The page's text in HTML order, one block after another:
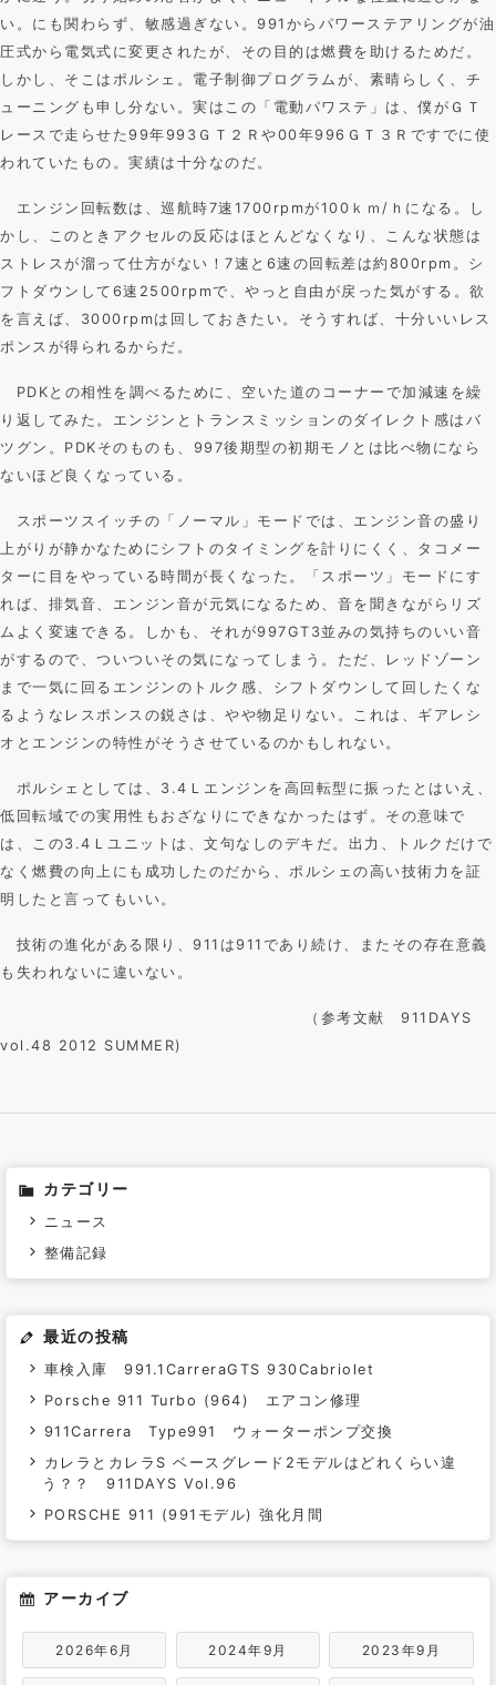
い。にも関わらず、敏感過ぎない。991からパワーステアリングが油
圧式から電気式に変更されたが、その目的は燃費を助けるためだ。
しかし、そこはポルシェ。電子制御プログラムが、素晴らしく、チ
ューニングも申し分ない。実はこの「電動パワステ」は、僕がＧＴ
レースで走らせた99年993ＧＴ２Ｒや00年996ＧＴ３Ｒですでに使
われていたもの。実績は十分なのだ。
エンジン回転数は、巡航時7速1700rpmが100ｋｍ/ｈになる。し
かし、このときアクセルの反応はほとんどなくなり、こんな状態は
ストレスが溜って仕方がない！7速と6速の回転差は約800rpm。シ
フトダウンして6速2500rpmで、やっと自由が戻った気がする。欲
を言えば、3000rpmは回しておきたい。そうすれば、十分いいレス
ポンスが得られるからだ。
PDKとの相性を調べるために、空いた道のコーナーで加減速を繰
り返してみた。エンジンとトランスミッションのダイレクト感はバ
ツグン。PDKそのものも、997後期型の初期モノとは比べ物になら
ないほど良くなっている。
スポーツスイッチの「ノーマル」モードでは、エンジン音の盛り
上がりが静かなためにシフトのタイミングを計りにくく、タコメー
ターに目をやっている時間が長くなった。「スポーツ」モードにす
れば、排気音、エンジン音が元気になるため、音を聞きながらリズ
ムよく変速できる。しかも、それが997GT3並みの気持ちのいい音
がするので、ついついその気になってしまう。ただ、レッドゾーン
まで一気に回るエンジンのトルク感、シフトダウンして回したくな
るようなレスポンスの鋭さは、やや物足りない。これは、ギアレシ
オとエンジンの特性がそうさせているのかもしれない。
ポルシェとしては、3.4Ｌエンジンを高回転型に振ったとはいえ、
低回転域での実用性もおざなりにできなかったはず。その意味で
は、この3.4Ｌユニットは、文句なしのデキだ。出力、トルクだけで
なく燃費の向上にも成功したのだから、ポルシェの高い技術力を証
明したと言ってもいい。
技術の進化がある限り、911は911であり続け、またその存在意義
も失われないに違いない。
（参考文献 911DAYS
vol.48 2012 SUMMER)
カテゴリー
ニュース
整備記録
最近の投稿
車検入庫 991.1CarreraGTS 930Cabriolet
Porsche 911 Turbo (964) エアコン修理
911Carrera Type991 ウォーターポンプ交換
カレラとカレラS ベースグレード2モデルはどれくらい違
う？？ 911DAYS Vol.96
PORSCHE 911 (991モデル) 強化月間
アーカイブ
2026年6月 2024年9月 2023年9月